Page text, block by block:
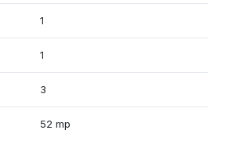
1
1
3
52 mp